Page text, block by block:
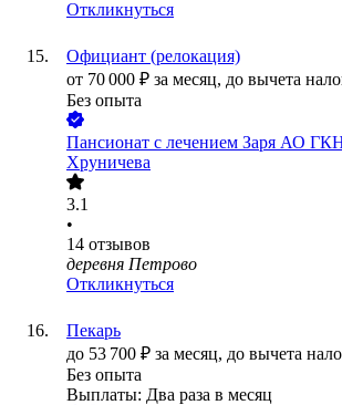
Откликнуться
Официант (релокация)
от 70 000 ₽ за месяц, до вычета
Без опыта
Пансионат с лечением Заря АО
Хруничева
3.1
•
14 отзывов
деревня Петрово
Откликнуться
Пекарь
до 53 700 ₽ за месяц, до вычета
Без опыта
Выплаты: Два раза в месяц